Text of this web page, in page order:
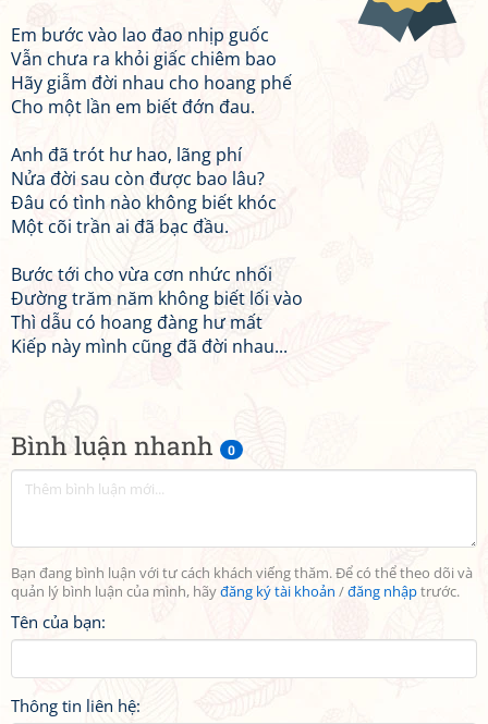
Bình luận nhanh 0
Bạn đang bình luận với tư cách khách viếng thăm. Để có thể theo dõi và
quản lý bình luận của mình, hãyđăng ký tài khoản /đăng nhậptrước.
Tên của bạn:
Thông tin liên hệ:
Em bước vào lao đao nhịp guốc
Vẫn chưa ra khỏi giấc chiêm bao
Hãy giẫm đời nhau cho hoang phế
Cho một lần em biết đớn đau.
Anh đã trót hư hao, lãng phí
Nửa đời sau còn được bao lâu?
Đâu có tình nào không biết khóc
Một cõi trần ai đã bạc đầu.
Bước tới cho vừa cơn nhức nhối
Đường trăm năm không biết lối vào
Thì dẫu có hoang đàng hư mất
Kiếp này mình cũng đã đời nhau...